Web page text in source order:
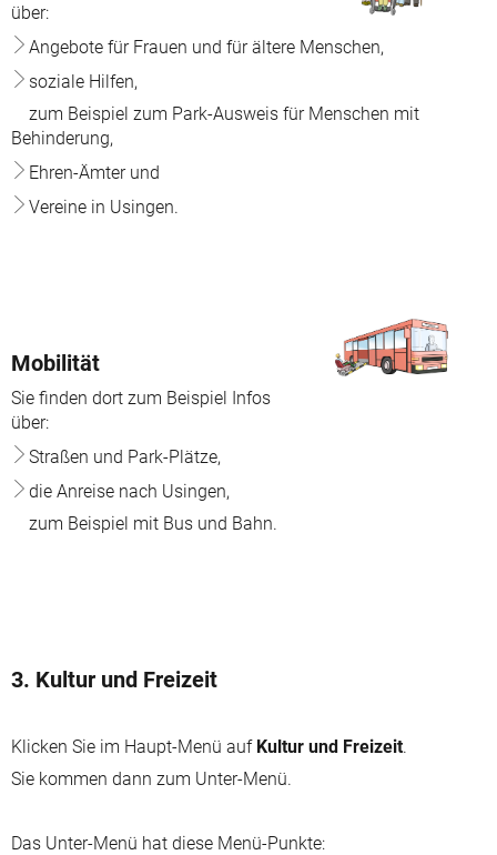
über:
Angebote für Frauen und für ältere Menschen,
soziale Hilfen,
zum Beispiel zum Park-Ausweis für Menschen mit
Behinderung,
Ehren-Ämter und
Vereine in Usingen.
Mobilität
Sie finden dort zum Beispiel Infos
über:
Straßen und Park-Plätze,
die Anreise nach Usingen,
zum Beispiel mit Bus und Bahn.
3. Kultur und Freizeit
Klicken Sie im Haupt-Menü auf Kultur und Freizeit.
Sie kommen dann zum Unter-Menü.
Das Unter-Menü hat diese Menü-Punkte: